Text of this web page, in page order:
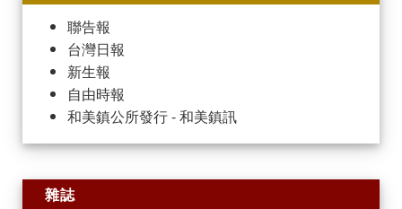
聯告報
台灣日報
新生報
自由時報
和美鎮公所發行 - 和美鎮訊
雜誌